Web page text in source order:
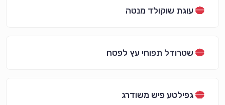
עוגת שוקולד מנטה
שטרודל תפוחי עץ לפסח
גפילטע פיש משודרג